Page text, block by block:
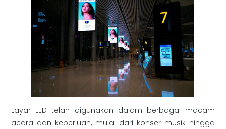
Layar LED telah digunakan dalam berbagai macam
acara dan keperluan, mulai dari konser musik hingga